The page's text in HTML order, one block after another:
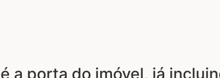
a porta do imóvel, já